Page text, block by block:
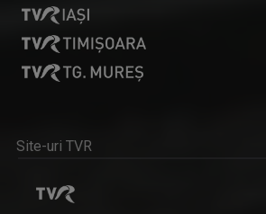
AGROSTRATEGIA
Site-uri TVR